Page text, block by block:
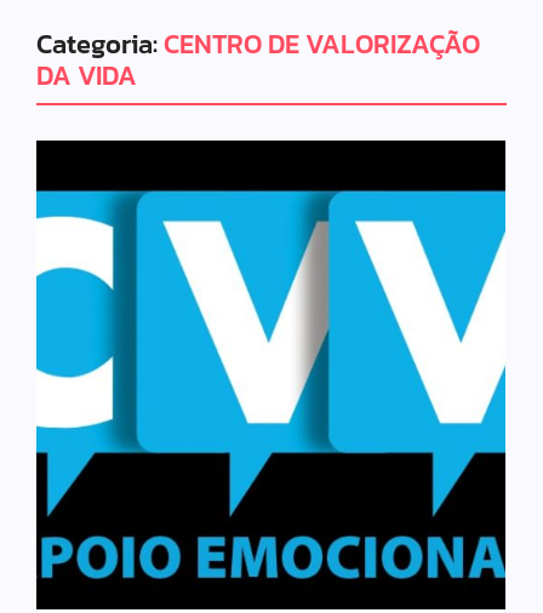
Categoria:CENTRO DE VALORIZAÇÃO
DA VIDA